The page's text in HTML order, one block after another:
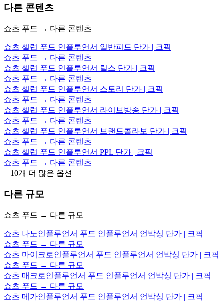
다른 콘텐츠
쇼츠 푸드 → 다른 콘텐츠
쇼츠 셀럽 푸드 인플루언서 일반피드 단가 | 크픽
쇼츠 푸드 → 다른 콘텐츠
쇼츠 셀럽 푸드 인플루언서 릴스 단가 | 크픽
쇼츠 푸드 → 다른 콘텐츠
쇼츠 셀럽 푸드 인플루언서 스토리 단가 | 크픽
쇼츠 푸드 → 다른 콘텐츠
쇼츠 셀럽 푸드 인플루언서 라이브방송 단가 | 크픽
쇼츠 푸드 → 다른 콘텐츠
쇼츠 셀럽 푸드 인플루언서 브랜드콜라보 단가 | 크픽
쇼츠 푸드 → 다른 콘텐츠
쇼츠 셀럽 푸드 인플루언서 PPL 단가 | 크픽
쇼츠 푸드 → 다른 콘텐츠
+ 10개 더 많은 옵션
다른 규모
쇼츠 푸드 → 다른 규모
쇼츠 나노인플루언서 푸드 인플루언서 언박싱 단가 | 크픽
쇼츠 푸드 → 다른 규모
쇼츠 마이크로인플루언서 푸드 인플루언서 언박싱 단가 | 크픽
쇼츠 푸드 → 다른 규모
쇼츠 매크로인플루언서 푸드 인플루언서 언박싱 단가 | 크픽
쇼츠 푸드 → 다른 규모
쇼츠 메가인플루언서 푸드 인플루언서 언박싱 단가 | 크픽